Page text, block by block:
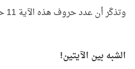
وتذكّر أن عدد حروف هذه الآية 11 حرفًا!
الشبه بين الآيتين!